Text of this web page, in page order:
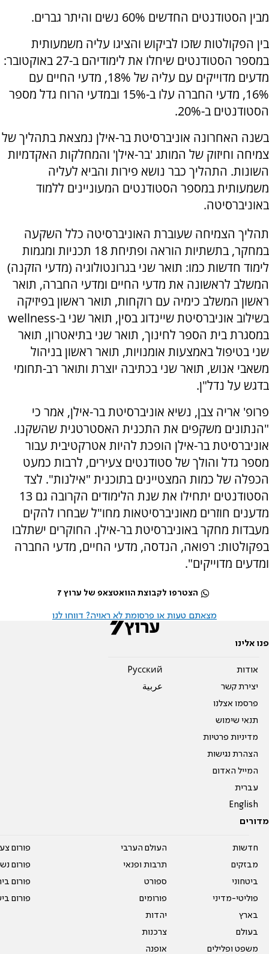
מבין הסטודנטים החדשים 60% נשים והיתר גברים.
בין הפקולטות שזכו לביקוש והציגו עליה משמעותית
במספר הסטודנטים שיחלו את לימודיהם ב-27 באוקטובר:
מדעים מדוייקים עם עליה של 18%, מדעי החיים עם
16%, מדעי החברה עלו ב-15% ובמדעי הרוח גדל מספר
הסטודנטים ב-20%.
בשנה האחרונה אוניברסיטת בר-אילן נמצאת בתהליך של
צמיחה וחיזוק של המותג 'בר-אילן' והמחלקות האקדמיות
השונות. התהליך כבר נושא פירות והביא לעליה
משמעותית במספר הסטודנטים המעוניינים ללמוד
באוניברסיטה.
תהליך הצמיחה שעוברת האוניברסיטה כלל השקעה
במחקר, בתשתיות הוראה ופתיחת 18 תכניות ומגמות
לימוד חדשות כמו: תואר שני בגרונטולוגיה (מדעי הזקנה)
המשלב לראשונה את מדעי החיים ומדעי החברה, תואר
ראשון המשלב כימיה עם רוקחות, תואר ראשון בפיזיקה
בשילוב אוניברסיטת שיינדוג בסין, תואר שני ב-wellness
במסגרת בית הספר לחינוך, תואר שני בתיאטרון, תואר
שני בטיפול באמצעות אומנויות, תואר ראשון בניהול
משאבי אנוש, תואר שני בכתיבה יוצרת ותואר רב-תחומי
בדגש על נדל"ן.
פרופ' אריה צבן, נשיא אוניברסיטת בר-אילן, אמר כי
"הנתונים משקפים את התכנית האסטרטגית שהשקנו.
אוניברסיטת בר-אילן הופכת להיות אטרקטיבית עבור
מספר גדל והולך של סטודנטים צעירים, לרבות כמעט
הכפלה של כמות המצטיינים בתוכנית "אילנות". לצד
הסטודנטים יתחילו את שנת הלימודים הקרובה גם 13
מדענים חוזרים מאוניברסיטאות מחו"ל שבחרו להקים
מעבדות מחקר באוניברסיטת בר-אילן. החוקרים ישתלבו
בפקולטות: רפואה, הנדסה, מדעי החיים, מדעי החברה
ומדעים מדוייקים".
הצטרפו לקבוצת הוואטצאפ של ערוץ 7
מצאתם טעות או פרסומת לא ראויה? דווחו לנו
פנו אלינו
אודות
יצירת קשר
פרסמו אצלנו
תנאי שימוש
מדיניות פרטיות
הצהרת נגישות
המייל האדום
עברית
English
Pусский
عربية
מדורים
חדשות
מבזקים
ביטחוני
פוליטי-מדיני
בארץ
בעולם
משפט ופלילים
העולם הערבי
תרבות ופנאי
ספורט
פורומים
יהדות
צרכנות
אופנה
פורום
פורום
פורום
פורום